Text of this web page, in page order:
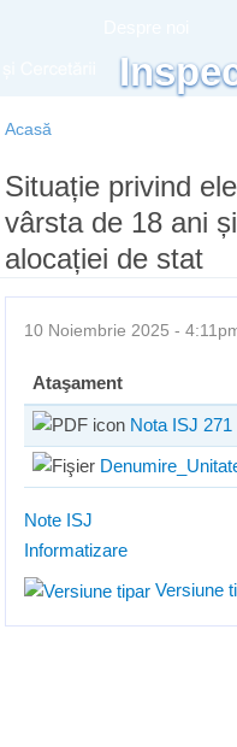
Eşti aici
Acasă
Situație privind
vârsta de 18 ani
alocației de stat
10 Noiembrie 2025 -
Ataşament
Nota ISJ
Note ISJ
Informatizare
Versiune